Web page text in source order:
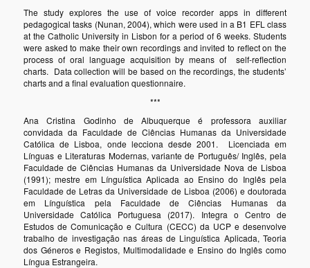
The study explores the use of voice recorder apps in different
pedagogical tasks (Nunan, 2004), which were used in a B1 EFL class
at the Catholic University in Lisbon for a period of 6 weeks. Students
were asked to make their own recordings and invited to reflect on the
process of oral language acquisition by means of self-reflection
charts. Data collection will be based on the recordings, the students’
charts and a final evaluation questionnaire.
***
Ana Cristina Godinho de Albuquerque é professora auxiliar
convidada da Faculdade de Ciências Humanas da Universidade
Católica de Lisboa, onde lecciona desde 2001. Licenciada em
Línguas e Literaturas Modernas, variante de Português/ Inglês, pela
Faculdade de Ciências Humanas da Universidade Nova de Lisboa
(1991); mestre em Línguística Aplicada ao Ensino do Inglês pela
Faculdade de Letras da Universidade de Lisboa (2006) e doutorada
em Línguística pela Faculdade de Ciências Humanas da
Universidade Católica Portuguesa (2017). Integra o Centro de
Estudos de Comunicação e Cultura (CECC) da UCP e desenvolve
trabalho de investigação nas áreas de Linguística Aplicada, Teoria
dos Géneros e Registos, Multimodalidade e Ensino do Inglês como
Língua Estrangeira.